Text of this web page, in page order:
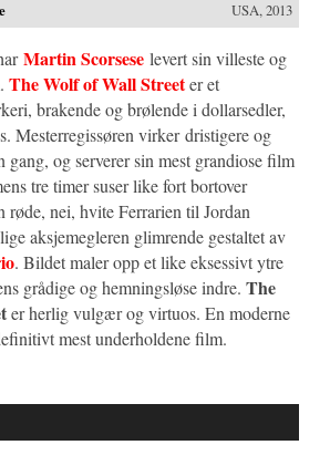
USA, 2013
Martin Scorsese levert sin villeste og
The Wolf of Wall Streeter et
brakende og brølende i dollarsedler,
Mesterregissøren virker dristigere og
gang, og serverer sin mest grandiose film
tre timer suser like fort bortover
røde, nei, hvite Ferrarien til Jordan
aksjemegleren glimrende gestaltet av
. Bildet maler opp et like eksessivt ytre
grådige og hemningsløse indre. The
er herlig vulgær og virtuos. En moderne
mest underholdene film.